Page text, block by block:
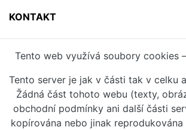
KONTAKT
Tento web využívá soubory cookies –
Tento server je jak v části tak v celku
Žádná část tohoto webu (texty,
obchodní podmínky ani další části
kopírována nebo jinak